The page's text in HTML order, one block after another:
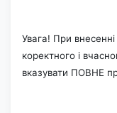
Увага! При внесенні
коректного і
вказувати ПОВНЕ